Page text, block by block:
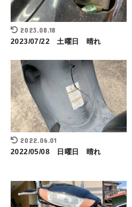
2023.08.18
2023/07/22 土曜日 晴れ
2022.06.01
2022/05/08 日曜日 晴れ